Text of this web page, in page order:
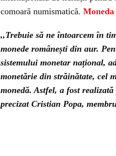
comoară numismatică. Moneda
,,Trebuie să ne întoarcem în
monede românești din aur.
sistemului monetar național,
monetărie din străinătate, cel
monedă. Astfel, a fost
precizat Cristian Popa,